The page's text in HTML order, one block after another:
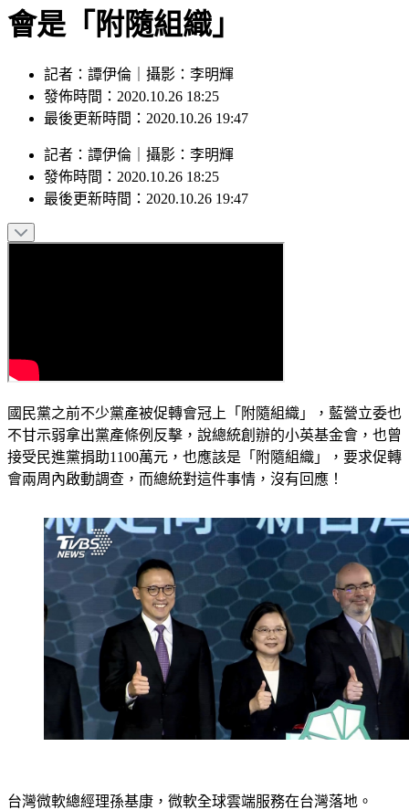
會是「附隨組織」
記者：譚伊倫｜攝影：李明輝
發佈時間：2020.10.26 18:25
最後更新時間：2020.10.26 19:47
記者 ： 譚伊倫 攝影 ： 李明輝
發佈時間： 2020.10.26 18:25
最後更新時間： 2020.10.26 19:47
國民黨之前不少黨產被促轉會冠上「附隨組織」，藍營立委也
不甘示弱拿出黨產條例反擊，說總統創辦的小英基金會，也曾
接受民進黨捐助1100萬元，也應該是「附隨組織」，要求促轉
會兩周內啟動調查，而總統對這件事情，沒有回應！
台灣微軟總經理孫基康，微軟全球雲端服務在台灣落地。